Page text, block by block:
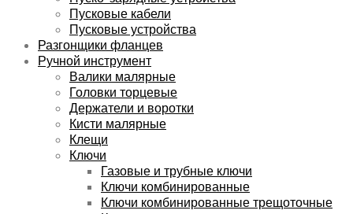
Пусковые кабели
Пусковые устройства
Разгонщики фланцев
Ручной инструмент
Валики малярные
Головки торцевые
Держатели и воротки
Кисти малярные
Клещи
Ключи
Газовые и трубные ключи
Ключи комбинированные
Ключи комбинированные трещоточные